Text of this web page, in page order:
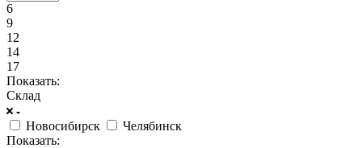
6
9
12
14
17
Показать:
Склад
Новосибирск
Челябинск
Показать: